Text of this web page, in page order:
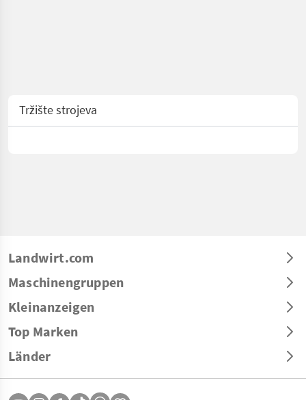
Tržište strojeva
Landwirt.com
Maschinengruppen
Kleinanzeigen
Top Marken
Länder